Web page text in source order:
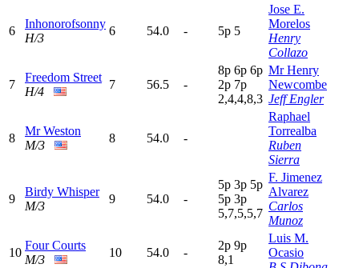
6
Inhonorofsonny
H/3
6 54.0 - 5p 5
Jose E.
Morelos
Henry
Collazo
7
Freedom Street
H/4
7 56.5 -
8p 6p 6p
2p 7p
2,4,4,8,3
Mr Henry
Newcombe
Jeff Engler
8
Mr Weston
M/3
8 54.0 -
Raphael
Torrealba
Ruben
Sierra
9
Birdy Whisper
M/3
9 54.0 -
5p 3p 5p
5p 3p
5,7,5,5,7
F. Jimenez
Alvarez
Carlos
Munoz
10
Four Courts
M/3
10 54.0 -
2p 9p
8,1
Luis M.
Ocasio